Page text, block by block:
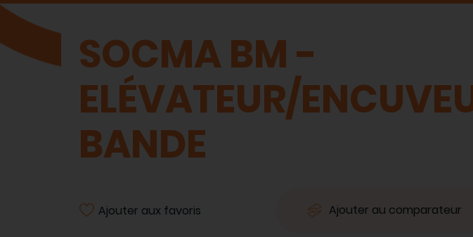
SOCMA BM -
ELÉVATEUR/
BANDE
Ajouter aux favoris Ajouter au comparateur